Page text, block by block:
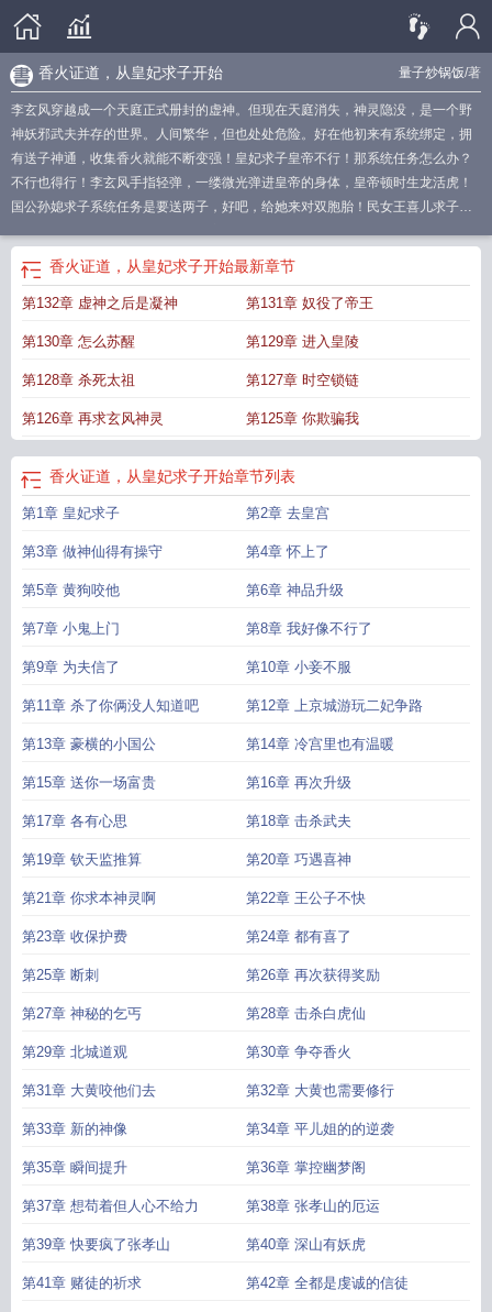
量子炒锅饭/著
香火证道，从皇妃求子开始
李玄风穿越成一个天庭正式册封的虚神。但现在天庭消失，神灵隐没，是一个野
神妖邪武夫并存的世界。人间繁华，但也处处危险。好在他初来有系统绑定，拥
有送子神通，收集香火就能不断变强！皇妃求子皇帝不行！那系统任务怎么办？
不行也得行！李玄风手指轻弹，一缕微光弹进皇帝的身体，皇帝顿时生龙活虎！
国公孙媳求子系统任务是要送两子，好吧，给她来对双胞胎！民女王喜儿求子系
耗香火100虚神九品突破到八品。消耗香火1000虚神七品突破到六品从虚神到凝
神真神，从神王到神帝，再到圣人从此，李玄风走上了一条香火证道之路！
证道从皇妃求子开始
香火证道，从皇妃求子开始最新章节
第132章 虚神之后是凝神 第131章 奴役了帝王
第130章 怎么苏醒 第129章 进入皇陵
第128章 杀死太祖 第127章 时空锁链
第126章 再求玄风神灵 第125章 你欺骗我
香火证道，从皇妃求子开始章节列表
第1章 皇妃求子 第2章 去皇宫
第3章 做神仙得有操守 第4章 怀上了
第5章 黄狗咬他 第6章 神品升级
第7章 小鬼上门 第8章 我好像不行了
第9章 为夫信了 第10章 小妾不服
第11章 杀了你俩没人知道吧 第12章 上京城游玩二妃争路
第13章 豪横的小国公 第14章 冷宫里也有温暖
第15章 送你一场富贵 第16章 再次升级
第17章 各有心思 第18章 击杀武夫
第19章 钦天监推算 第20章 巧遇喜神
第21章 你求本神灵啊 第22章 王公子不快
第23章 收保护费 第24章 都有喜了
第25章 断刺 第26章 再次获得奖励
第27章 神秘的乞丐 第28章 击杀白虎仙
第29章 北城道观 第30章 争夺香火
第31章 大黄咬他们去 第32章 大黄也需要修行
第33章 新的神像 第34章 平儿姐的的逆袭
第35章 瞬间提升 第36章 掌控幽梦阁
第37章 想苟着但人心不给力 第38章 张孝山的厄运
第39章 快要疯了张孝山 第40章 深山有妖虎
第41章 赌徒的祈求 第42章 全都是虔诚的信徒